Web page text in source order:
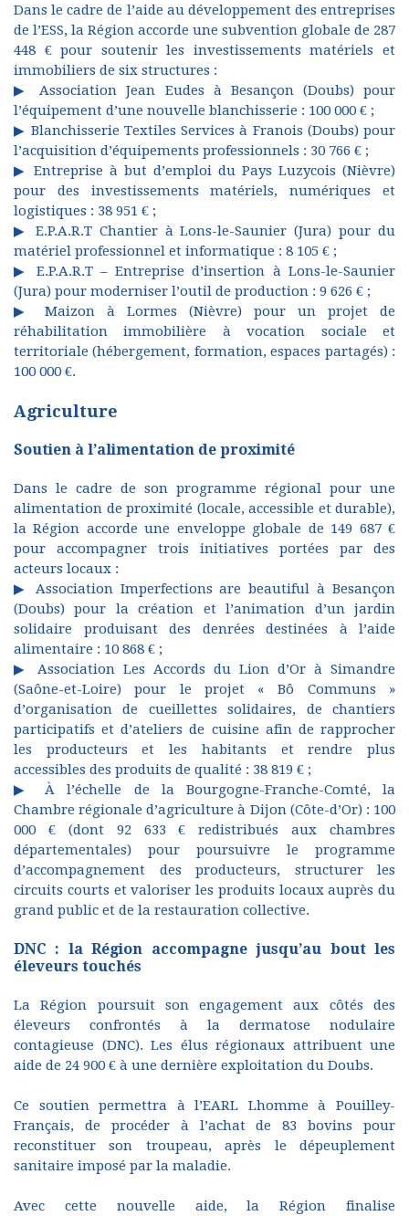
Dans le cadre de l’aide au développement des entreprises
de l’ESS, la Région accorde une subvention globale de 287
448 € pour soutenir les investissements matériels et
immobiliers de six structures :
▶ Association Jean Eudes à Besançon (Doubs) pour
l’équipement d’une nouvelle blanchisserie : 100 000 € ;
▶ Blanchisserie Textiles Services à Franois (Doubs) pour
l’acquisition d’équipements professionnels : 30 766 € ;
▶ Entreprise à but d’emploi du Pays Luzycois (Nièvre)
pour des investissements matériels, numériques et
logistiques : 38 951 € ;
▶ E.P.A.R.T Chantier à Lons-le-Saunier (Jura) pour du
matériel professionnel et informatique : 8 105 € ;
▶ E.P.A.R.T – Entreprise d’insertion à Lons-le-Saunier
(Jura) pour moderniser l’outil de production : 9 626 € ;
▶ Maizon à Lormes (Nièvre) pour un projet de
réhabilitation immobilière à vocation sociale et
territoriale (hébergement, formation, espaces partagés) :
100 000 €.
Agriculture
Soutien à l’alimentation de proximité
Dans le cadre de son programme régional pour une
alimentation de proximité (locale, accessible et durable),
la Région accorde une enveloppe globale de 149 687 €
pour accompagner trois initiatives portées par des
acteurs locaux :
▶ Association Imperfections are beautiful à Besançon
(Doubs) pour la création et l’animation d’un jardin
solidaire produisant des denrées destinées à l’aide
alimentaire : 10 868 € ;
▶ Association Les Accords du Lion d’Or à Simandre
(Saône-et-Loire) pour le projet « Bô Communs »
d’organisation de cueillettes solidaires, de chantiers
participatifs et d’ateliers de cuisine afin de rapprocher
les producteurs et les habitants et rendre plus
accessibles des produits de qualité : 38 819 € ;
▶ À l’échelle de la Bourgogne-Franche-Comté, la
Chambre régionale d’agriculture à Dijon (Côte-d’Or) : 100
000 € (dont 92 633 € redistribués aux chambres
départementales) pour poursuivre le programme
d’accompagnement des producteurs, structurer les
circuits courts et valoriser les produits locaux auprès du
grand public et de la restauration collective.
DNC : la Région accompagne jusqu’au bout les
éleveurs touchés
La Région poursuit son engagement aux côtés des
éleveurs confrontés à la dermatose nodulaire
contagieuse (DNC). Les élus régionaux attribuent une
aide de 24 900 € à une dernière exploitation du Doubs.
Ce soutien permettra à l’EARL Lhomme à Pouilley-
Français, de procéder à l’achat de 83 bovins pour
reconstituer son troupeau, après le dépeuplement
sanitaire imposé par la maladie.
Avec cette nouvelle aide, la Région finalise